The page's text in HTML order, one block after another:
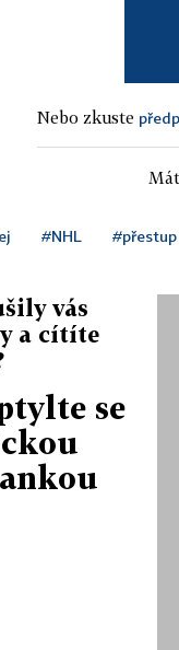
Nebo zkuste
#NHL #přestup
vás
a cítíte
se